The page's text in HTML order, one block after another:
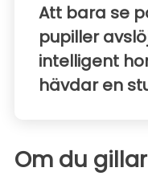
Att bara se
pupiller
intelligent
hävdar en
Om du